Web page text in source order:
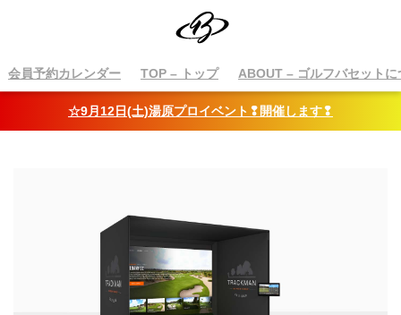
会員予約カレンダー TOP – トップ ABOUT – ゴルフバセットに
☆9月12日(土)湯原プロイベント❢開催します❢